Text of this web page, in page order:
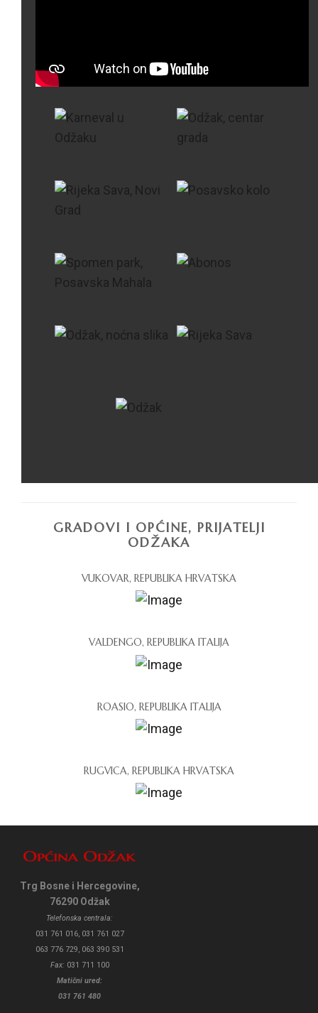
GRADOVI I OPĆINE, PRIJATELJI
ODŽAKA
VUKOVAR, REPUBLIKA HRVATSKA
VALDENGO, REPUBLIKA ITALIJA
ROASIO, REPUBLIKA ITALIJA
RUGVICA, REPUBLIKA HRVATSKA
Trg Bosne i Hercegovine,
76290 Odžak
Telefonska centrala:
031 761 016, 031 761 027
063 776 729, 063 390 531
Fax: 031 711 100
Matični ured:
031 761 480